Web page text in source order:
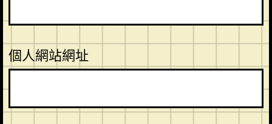
個人網站網址